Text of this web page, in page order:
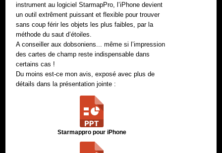
instrument au logiciel StarmapPro, l’iPhone devient
un outil extrêment puissant et flexible pour trouver
sans coup férir les objets les plus faibles, par la
méthode du saut d’étoiles.
A conseiller aux dobsoniens... même si l’impression
des cartes de champ reste indispensable dans
certains cas !
Du moins est-ce mon avis, exposé avec plus de
détails dans la présentation jointe :
Starmappro pour iPhone